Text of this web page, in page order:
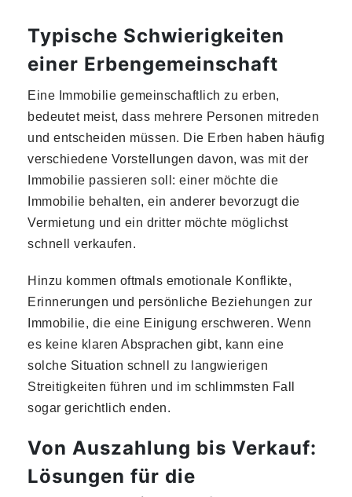
Typische Schwierigkeiten
einer Erbengemeinschaft
Eine Immobilie gemeinschaftlich zu erben,
bedeutet meist, dass mehrere Personen mitreden
und entscheiden müssen. Die Erben haben häufig
verschiedene Vorstellungen davon, was mit der
Immobilie passieren soll: einer möchte die
Immobilie behalten, ein anderer bevorzugt die
Vermietung und ein dritter möchte möglichst
schnell verkaufen.
Hinzu kommen oftmals emotionale Konflikte,
Erinnerungen und persönliche Beziehungen zur
Immobilie, die eine Einigung erschweren. Wenn
es keine klaren Absprachen gibt, kann eine
solche Situation schnell zu langwierigen
Streitigkeiten führen und im schlimmsten Fall
sogar gerichtlich enden.
Von Auszahlung bis Verkauf:
Lösungen für die